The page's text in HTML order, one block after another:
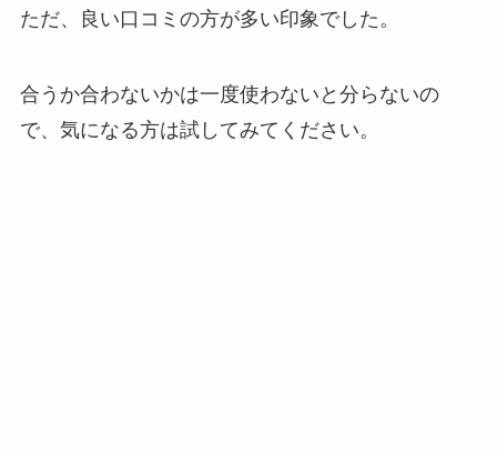
ただ、良い口コミの方が多い印象でした。
合うか合わないかは一度使わないと分らないの
で、気になる方は試してみてください。